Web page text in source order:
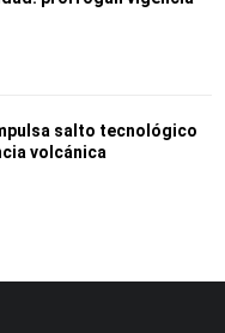
salto tecnológico
volcánica